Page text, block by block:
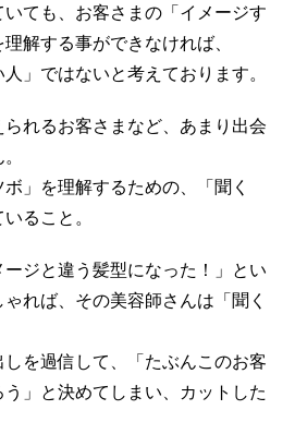
ても、お客さまの「イメージす
解する事ができなければ、
」ではないと考えております。
れるお客さまなど、あまり出会
」を理解するための、「聞く
ること。
ジと違う髪型になった！」とい
れば、その美容師さんは「聞く
しを過信して、「たぶんこのお客
」と決めてしまい、カットした